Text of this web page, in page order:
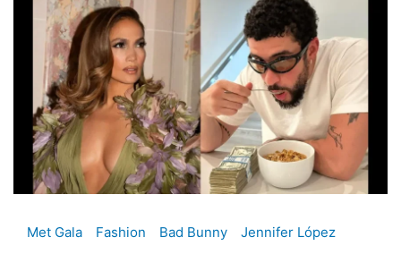
Met Gala Fashion Bad Bunny Jennifer López